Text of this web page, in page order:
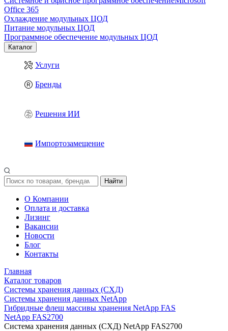
Office 365
Охлаждение модульных ЦОД
Питание модульных ЦОД
Программное обеспечение модульных ЦОД
Каталог
Услуги
Бренды
Решения ИИ
Импортозамещение
Найти
О Компании
Оплата и доставка
Лизинг
Вакансии
Новости
Блог
Контакты
Главная
Каталог товаров
Системы хранения данных (СХД)
Cистемы хранения данных NetApp
Гибридные флеш массивы хранения NetApp FAS
NetApp FAS2700
Система хранения данных (СХД) NetApp FAS2700